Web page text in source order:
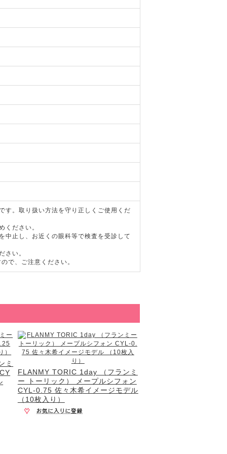
す。取り扱い方法を守り正しくご使用くだ
ください。
中止し、お近くの眼科等で検査を受診して
さい。
で、ご注意ください。
ミ
FLANMY TORIC 1day （フランミ
ー トーリック） メープルシフォン
CYL-0.75 佐々木希イメージモデル
（10枚入り）